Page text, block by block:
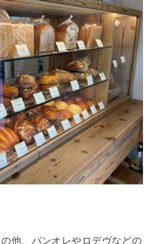
他、パンオレやロデヴなどの